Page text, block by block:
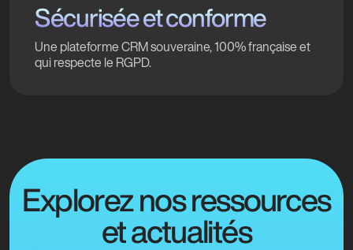
Sécurisée et conforme
Une plateforme CRM souveraine, 100% française et
qui respecte le RGPD.
Explorez nos ressources
et actualités